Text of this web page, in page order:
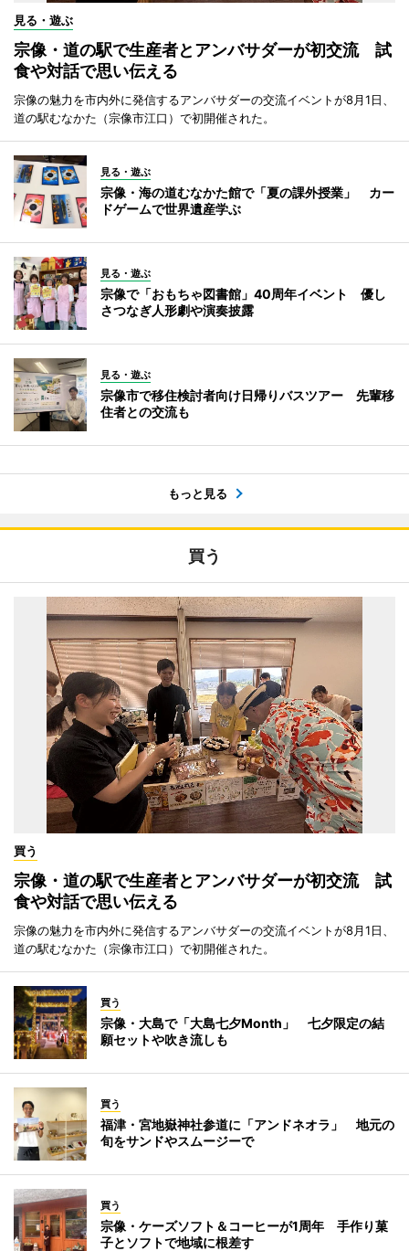
見る・遊ぶ
宗像・道の駅で生産者とアンバサダーが初交流 試
食や対話で思い伝える
宗像の魅力を市内外に発信するアンバサダーの交流イベントが8月1日、
道の駅むなかた（宗像市江口）で初開催された。
見る・遊ぶ
宗像・海の道むなかた館で「夏の課外授業」 カー
ドゲームで世界遺産学ぶ
見る・遊ぶ
宗像で「おもちゃ図書館」40周年イベント 優し
さつなぎ人形劇や演奏披露
見る・遊ぶ
宗像市で移住検討者向け日帰りバスツアー 先輩移
住者との交流も
もっと見る
買う
買う
宗像・道の駅で生産者とアンバサダーが初交流 試
食や対話で思い伝える
宗像の魅力を市内外に発信するアンバサダーの交流イベントが8月1日、
道の駅むなかた（宗像市江口）で初開催された。
買う
宗像・大島で「大島七夕Month」 七夕限定の結
願セットや吹き流しも
買う
福津・宮地嶽神社参道に「アンドネオラ」 地元の
旬をサンドやスムージーで
買う
宗像・ケーズソフト＆コーヒーが1周年 手作り菓
子とソフトで地域に根差す